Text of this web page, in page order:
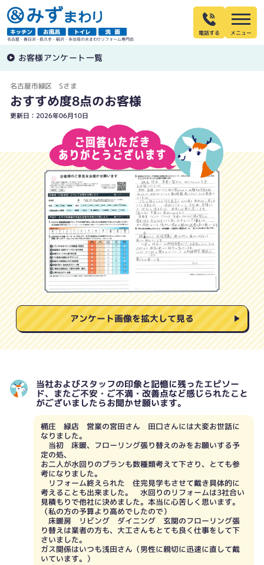
名古屋・春日井・長久手・稲沢・多治見の水まわりリフォーム専門店
電話する
お客様アンケート一覧
名古屋市緑区 Sさま
おすすめ度8点のお客様
更新日：2026年06月10日
アンケート画像を拡大して見る
当社およびスタッフの印象と記憶に残ったエピソー
ド、またご不安・ご不満・改善点など感じられたこと
がございましたらお聞かせ願います。
桶庄 緑店 営業の宮田さん 田口さんには大変お世話に
なりました。
当初 床暖、フローリング張り替えのみをお願いする予
定の処、
お二人が水回りのプランも数種類考えて下さり、とても参
考になりました。
リフォーム終えられた 住完見学もさせて戴き具体的に
考えることも出来ました。 水回りのリフォームは3社合い
見積もりで他社に決めました。本当に心苦しく思います。
（私の方の予算より高めでしたので）
床暖房 リビング ダイニング 玄関のフローリング張
り替えは業者の方も、大工さんもとても良く仕事をして下
さいました。
ガス関係はいつも浅田さん（男性に親切に迅速に直して戴
いています。）